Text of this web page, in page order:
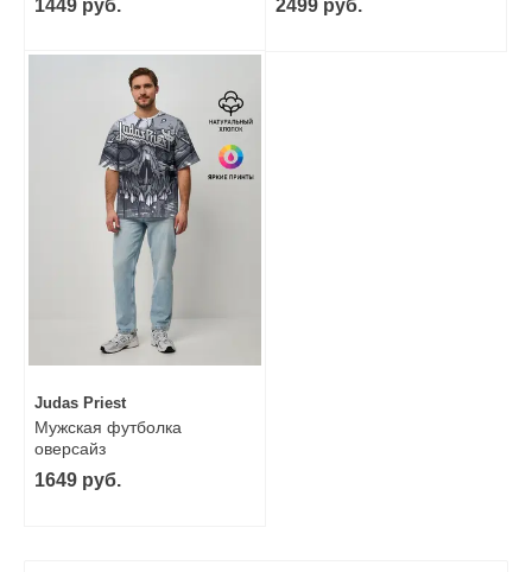
1449 руб. 2499 руб.
Judas Priest
Мужская футболка
оверсайз
1649 руб.